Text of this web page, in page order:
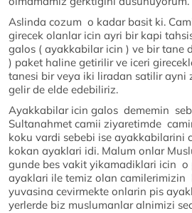
Aslinda cozum o kadar basit ki.
girecek olanlar icin ayri bir kapi
galos ( ayakkabilar icin ) ve bir tane
) paket haline getirilir ve iceri
tanesi bir veya iki liradan satilir
gelir de elde edebiliriz.
Ayakkabilar icin galos dememin
Sultanahmet camii ziyaretimde
koku vardi sebebi ise ayakkabilarini
kokan ayaklari idi. Malum onlar
gunde bes vakit yikamadiklari icin o
ayaklari ile temiz olan
yuvasina cevirmekte onlarin pis
yerlerde biz muslumanlar alnimizi